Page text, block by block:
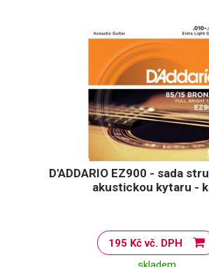
D'ADDARIO EZ900 - sada
akustickou kytaru -
195 Kč vč. DPH